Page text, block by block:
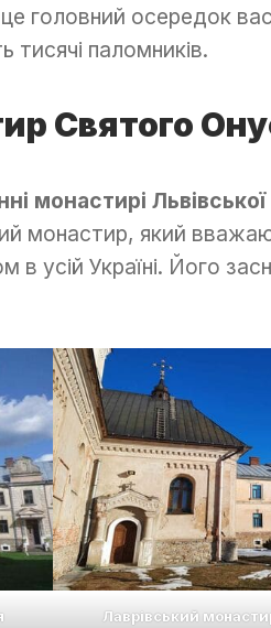
головний осередок
паломників.
Святого
монастирі Львівської
монастир, який
в усій Україні. Його
Лаврівський